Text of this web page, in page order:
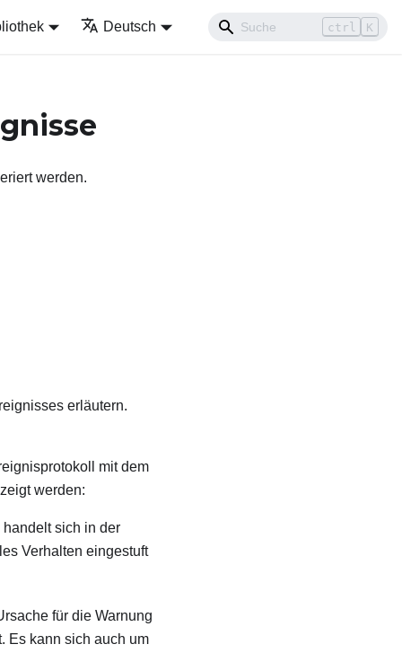
Deutsch ctrl K
werden.
erläutern.
mit dem
werden:
sich in der
Verhalten eingestuft
für die Warnung
Es kann sich auch um